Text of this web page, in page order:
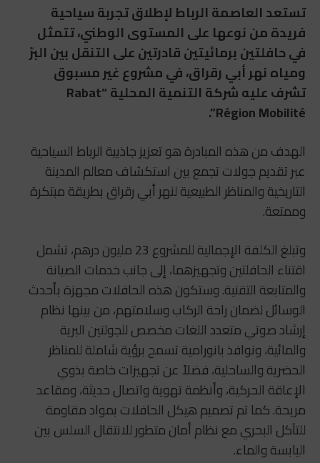
تستعد العاصمة الرباط لإطلاق تجربة سياحية
فريدة من نوعها على المستوى الوطني، تتمثل
في حافلتين برمائيتين قادرتين على التنقل بين البرّ
ومياه نهر أبي رقراق، في مشروع غير مسبوق
تشرف عليه شركة التنمية المحلية “Rabat
Région Mobilité”.
الهدف من هذه المبادرة هو تعزيز جاذبية الرباط السياحية
عبر تقديم جولات تجمع بين استكشاف معالم المدينة
التاريخية والمناظر الطبيعية لنهر أبي رقراق بطريقة مبتكرة
وممتعة.
وتبلغ الكلفة الإجمالية للمشروع 23 مليون درهم، تشمل
اقتناء الحافلتين وتجهيزهما، إلى جانب خدمات الصيانة
والمتابعة التقنية. وستكون هذه الحافلات مجهزة بأحدث
الوسائل لضمان راحة الركاب وسلامتهم، من بينها نظام
إرشاد صوتي متعدد اللغات مخصص للجولتين البرية
والمائية، ونوافذ بانورامية تسمح برؤية شاملة للمناظر
الحضرية والساحلية، فضلاً عن تجهيزات خاصة بذوي
الإعاقة الحركية، وأنظمة تهوية واتصال حديثة، ومقاعد
مريحة. كما تم تصميم هيكل الحافلات بمواد مقاومة
للتآكل البحري مع نظام أمان متطور للانتقال السلس بين
اليابسة والماء.